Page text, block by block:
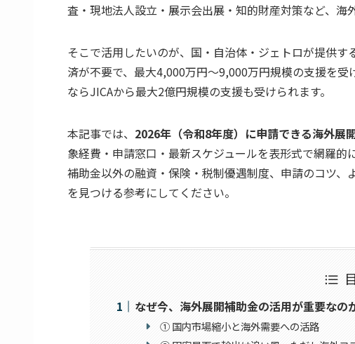
査・現地法人設立・展示会出展・知的財産対策など、海
そこで活用したいのが、国・自治体・ジェトロが提供
済が不要で、最大4,000万円〜9,000万円規模の支援を
ならJICAから最大2億円規模の支援も受けられます。
本記事では、 2026年（令和8年度）に申請できる海外展
象経費・申請窓口・最新スケジュールを表形式で網羅的
補助金以外の融資・保険・税制優遇制度、申請のコツ
を見つける参考にしてください。
なぜ今、海外展開補助金の活用が重要なの
① 国内市場縮小と海外需要への活路